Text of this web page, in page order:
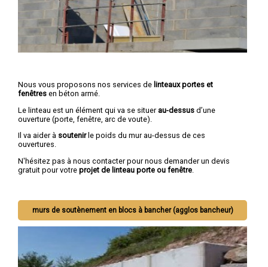
Nous vous proposons nos services de linteaux portes et
fenêtres en béton armé.
Le linteau est un élément qui va se situer au-dessus d’une
ouverture (porte, fenêtre, arc de voute).
Il va aider à soutenirle poids du mur au-dessus de ces
ouvertures.
N'hésitez pas à nous contacter pour nous demander un devis
gratuit pour votre projet de linteau porte ou fenêtre.
murs de soutènement en blocs à bancher (agglos bancheur)